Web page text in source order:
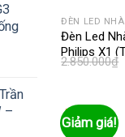
–
ĐÈN LED
Đèn Led
Philips X1
2.850.000₫
Giảm giá!